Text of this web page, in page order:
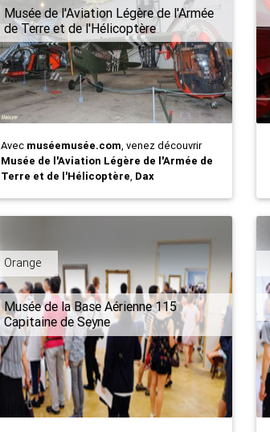
Musée de l'Aviation Légère de l'Armée
de Terre et de l'Hélicoptère
Avec muséemusée.com, venez découvrir
Musée de l'Aviation Légère de l'Armée de
Terre et de l'Hélicoptère, Dax
Orange
Musée de la Base Aérienne 115
Capitaine de Seyne